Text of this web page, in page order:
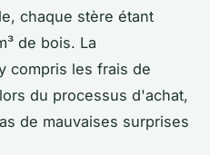
chaque stère étant
de bois. La
compris les frais de
du processus d'achat,
de mauvaises surprises